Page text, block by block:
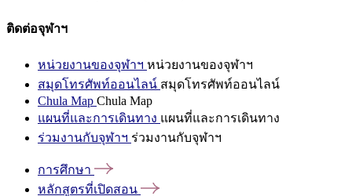
ติดต่อจุฬาฯ
หน่วยงานของจุฬาฯ หน่วยงานของจุฬาฯ
สมุดโทรศัพท์ออนไลน์ สมุดโทรศัพท์ออนไลน์
Chula Map Chula Map
แผนที่และการเดินทาง แผนที่และการเดินทาง
ร่วมงานกับจุฬาฯ ร่วมงานกับจุฬาฯ
การศึกษา
หลักสูตรที่เปิดสอน